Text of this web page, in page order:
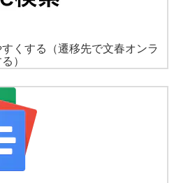
くする
（遷移先で文春オンラ
）